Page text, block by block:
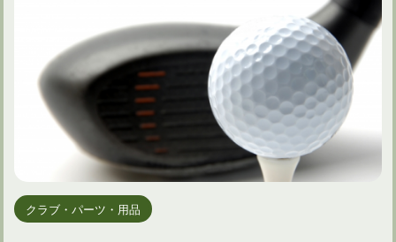
クラブ・パーツ・用品